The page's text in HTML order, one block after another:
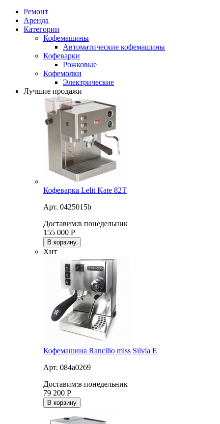
Ремонт
Аренда
Категории
Кофемашины
Автоматические кофемашины
Кофеварки
Рожковые
Кофемолки
Электрические
Лучшие продажи
Кофеварка Lelit Kate 82T
Арт. 0425015b
Доставим:в понедельник
155 000 Р
В корзину
Хит
Кофемашина Rancilio miss Silvia E
Арт. 084a0269
Доставим:в понедельник
79 200 Р
В корзину